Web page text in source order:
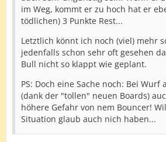
im Weg, kommt er zu hoch hat er
tödlichen) 3 Punkte Rest...
Letztlich könnt ich noch (viel) mehr
jedenfalls schon sehr oft gesehen
Bull nicht so klappt wie geplant.
PS: Doch eine Sache noch: Bei Wurf
(dank der "tollen" neuen Boards)
höhere Gefahr von nem Bouncer!
Situation glaub auch nich haben...